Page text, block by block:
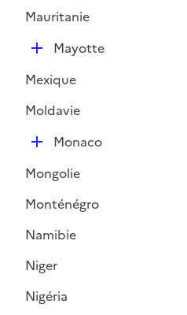
Mauritanie
D
p
l
Mayotte
Mexique
Moldavie
D
p
l
e
Monaco
Mongolie
Monténégro
Namibie
Niger
Nigéria